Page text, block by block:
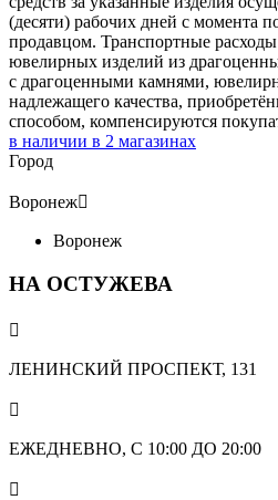
(десяти) рабочих дней с момента
продавцом. Транспортные
ювелирных изделий из
с драгоценными камнями,
надлежащего качества,
способом, компенсируются
в наличии в 2 магазинах
Город
Воронеж
Воронеж
НА ОСТУЖЕВА

ЛЕНИНСКИЙ ПРОСПЕКТ, 131

ЕЖЕДНЕВНО, С 10:00 ДО 20:00
